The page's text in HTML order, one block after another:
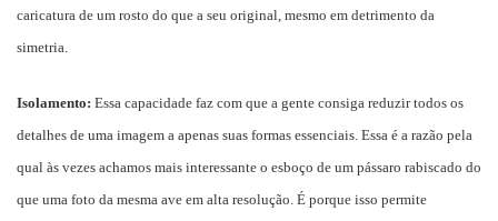
caricatura de um rosto do que a seu original, mesmo em detrimento da
simetria.
Isolamento: Essa capacidade faz com que a gente consiga reduzir todos os
detalhes de uma imagem a apenas suas formas essenciais. Essa é a razão pela
qual às vezes achamos mais interessante o esboço de um pássaro rabiscado do
que uma foto da mesma ave em alta resolução. É porque isso permite